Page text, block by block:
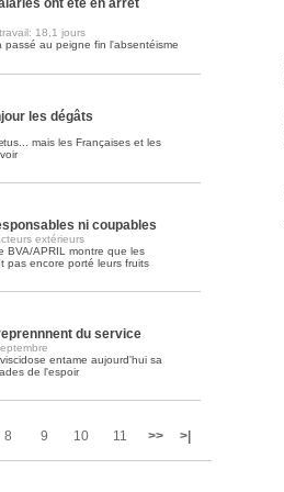
ont été en arrêt
18,1 jours
passé au peigne fin l'absentéisme
les dégâts
mais les Françaises et les
ni coupables
extérieurs
BVA/APRIL montre que les
pas encore porté leurs fruits
du service
entame aujourd'hui sa
de l'espoir
8 9 10 11 >> >|